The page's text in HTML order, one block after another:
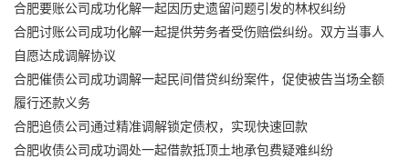
合肥要账公司成功化解一起因历史遗留问题引发的林权纠纷
合肥讨账公司成功化解一起提供劳务者受伤赔偿纠纷。双方当事人
自愿达成调解协议
合肥催债公司成功调解一起民间借贷纠纷案件，促使被告当场全额
履行还款义务
合肥追债公司通过精准调解锁定债权，实现快速回款
合肥收债公司成功调处一起借款抵顶土地承包费疑难纠纷